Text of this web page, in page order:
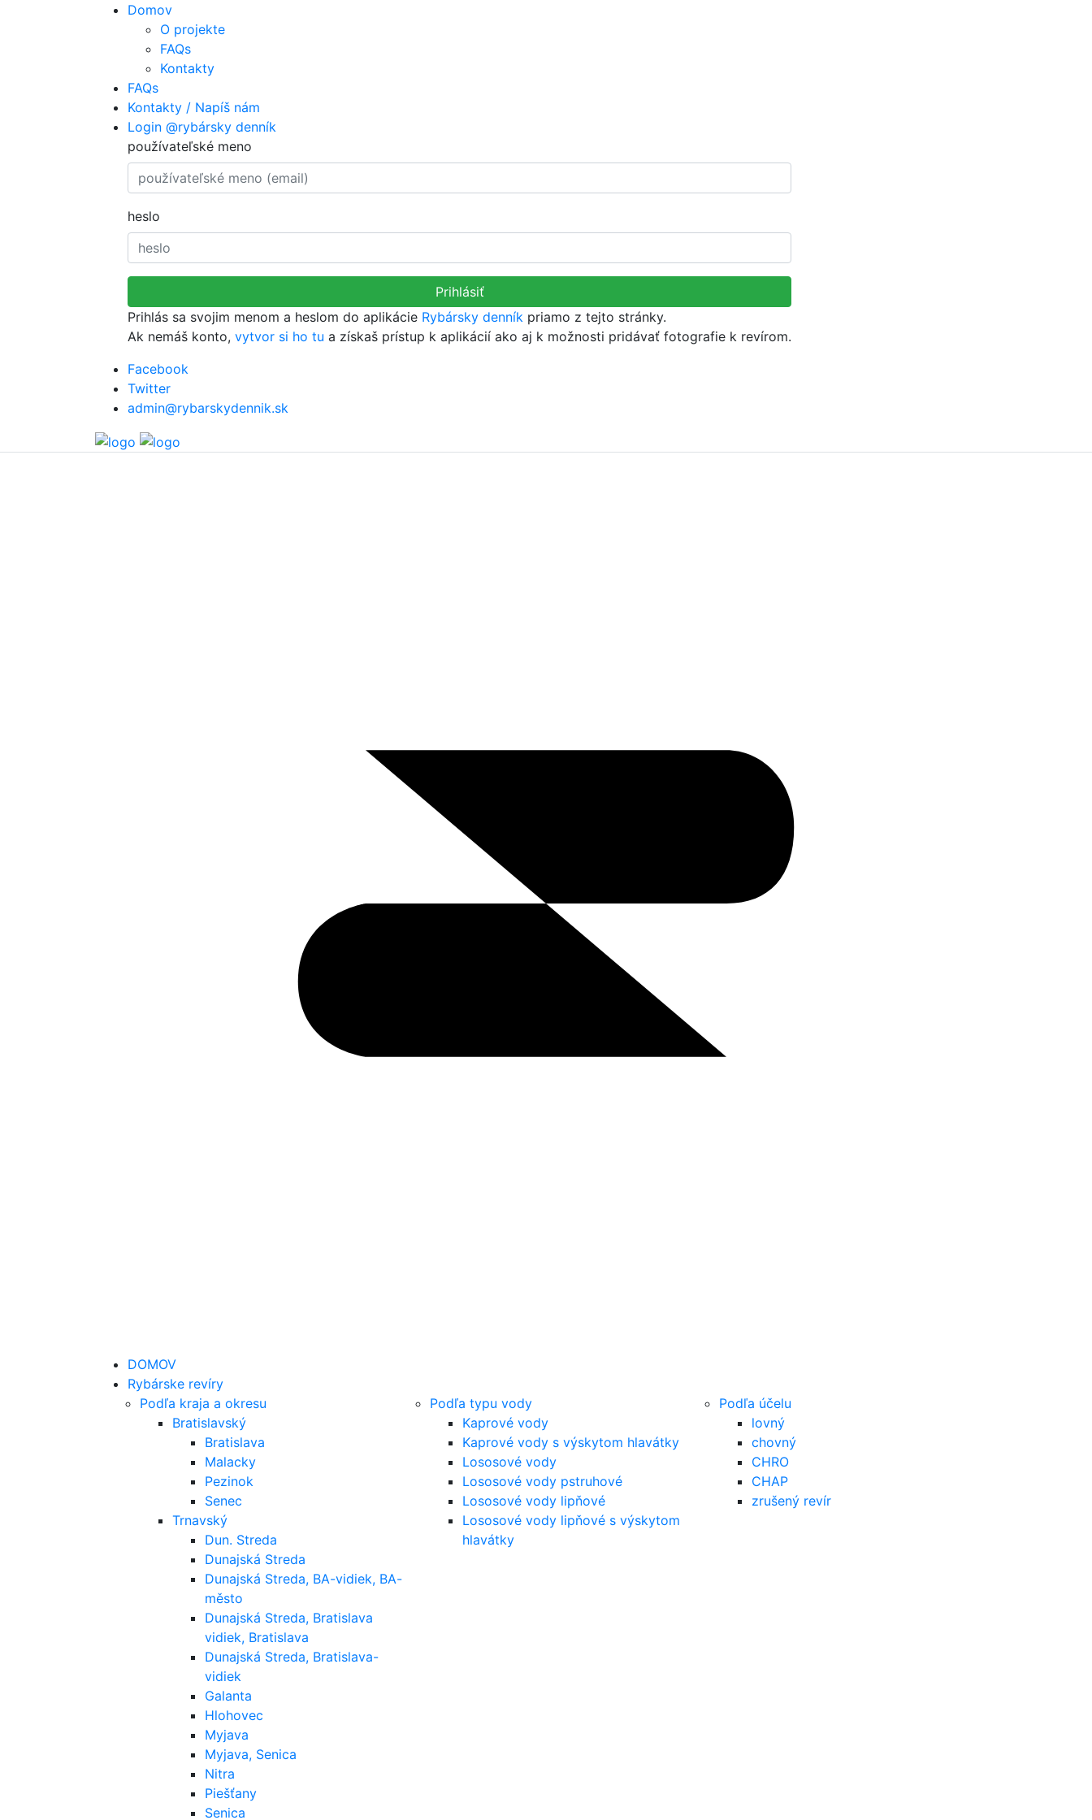
Domov
O projekte
FAQs
Kontakty
FAQs
Kontakty / Napíš nám
Login @rybársky denník
používateľské meno
heslo
Prihlásiť
Prihlás sa svojim menom a heslom do aplikácie Rybársky denník priamo z tejto stránky.
Ak nemáš konto, vytvor si ho tu a získaš prístup k aplikácií ako aj k možnosti pridávať fotografie k revírom.
Facebook
Twitter
admin@rybarskydennik.sk
DOMOV
Rybárske revíry
Podľa kraja a okresu
Bratislavský
Bratislava
Malacky
Pezinok
Senec
Trnavský
Dun. Streda
Dunajská Streda
Dunajská Streda, BA-vidiek, BA-
město
Dunajská Streda, Bratislava
vidiek, Bratislava
Dunajská Streda, Bratislava-
vidiek
Galanta
Hlohovec
Myjava
Myjava, Senica
Nitra
Piešťany
Senica
Podľa typu vody
Kaprové vody
Kaprové vody s výskytom hlavátky
Lososové vody
Lososové vody pstruhové
Lososové vody lipňové
Lososové vody lipňové s výskytom
hlavátky
Podľa účelu
lovný
chovný
CHRO
CHAP
zrušený revír